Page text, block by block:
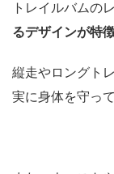
トレイルバムの
るデザインが特
縦走やロングト
実に身体を守っ